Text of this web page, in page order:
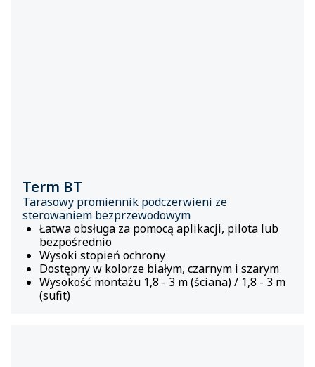
Term BT
Tarasowy promiennik podczerwieni ze
sterowaniem bezprzewodowym
Łatwa obsługa za pomocą aplikacji, pilota lub
bezpośrednio
Wysoki stopień ochrony
Dostępny w kolorze białym, czarnym i szarym
Wysokość montażu 1,8 - 3 m (ściana) / 1,8 - 3 m
(sufit)